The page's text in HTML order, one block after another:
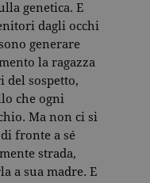
genetica. E
dagli occhi
generare
la ragazza
del sospetto,
che ogni
Ma non ci si
fronte a sé
strada,
a sua madre. E